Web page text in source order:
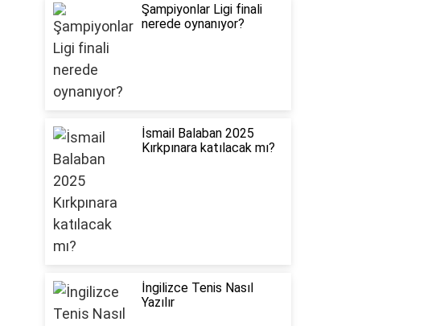
Şampiyonlar Ligi finali
nerede oynanıyor?
İsmail Balaban 2025
Kırkpınara katılacak mı?
İngilizce Tenis Nasıl
Yazılır